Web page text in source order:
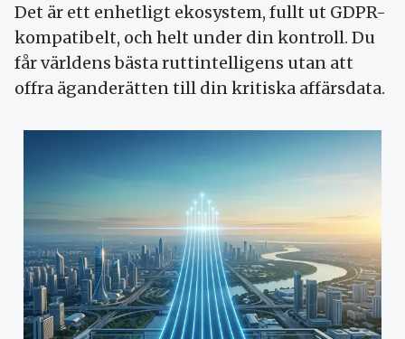
Det är ett enhetligt ekosystem, fullt ut GDPR-
kompatibelt, och helt under din kontroll. Du
får världens bästa ruttintelligens utan att
offra äganderätten till din kritiska affärsdata.